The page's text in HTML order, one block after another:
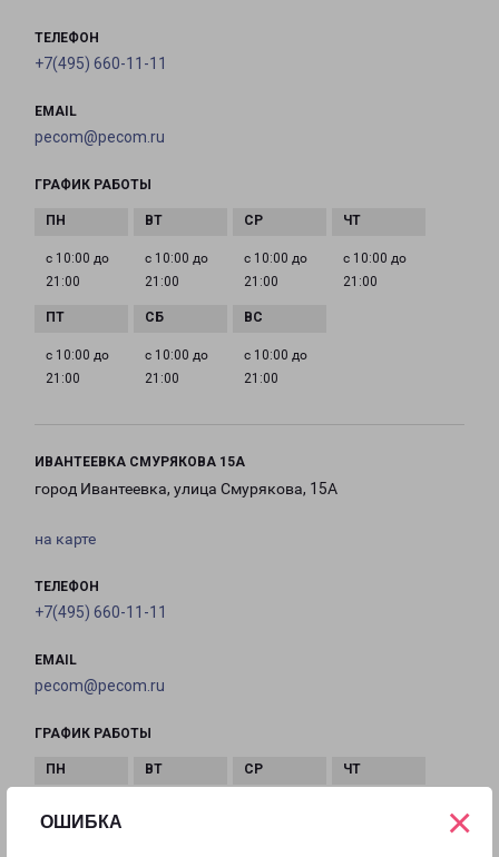
ОШИБКА ×
ТЕЛЕФОН
+7(495) 660-11-11
EMAIL
pecom@pecom.ru
ГРАФИК РАБОТЫ
с 10:00 до
21:00
с 10:00 до
21:00
с 10:00 до
21:00
с 10:00 до
21:00
с 10:00 до
21:00
с 10:00 до
21:00
с 10:00 до
21:00
ИВАНТЕЕВКА СМУРЯКОВА 15А
город Ивантеевка, улица Смурякова, 15А
на карте
ТЕЛЕФОН
+7(495) 660-11-11
EMAIL
pecom@pecom.ru
ГРАФИК РАБОТЫ
22:00